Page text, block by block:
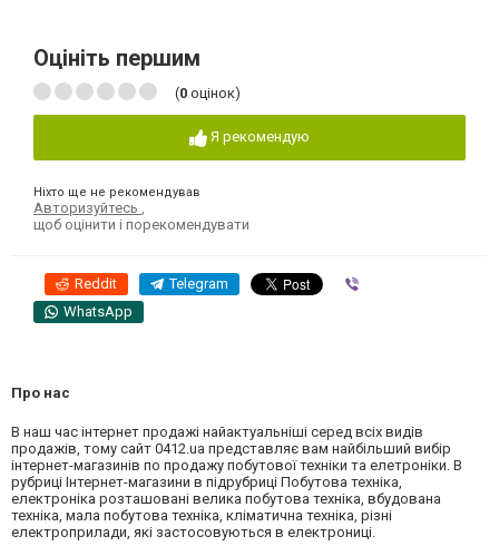
Оцініть першим
(0 оцінок)
Я рекомендую
Ніхто ще не рекомендував
Авторизуйтесь
щоб оцінити і порекомендувати
Reddit Telegram
WhatsApp
Про нас
В наш час інтернет продажі найактуальніші серед всіх видів
продажів, тому сайт 0412.ua представляє вам найбільший вибір
інтернет-магазинів по продажу побутової техніки та елетроніки. В
рубриці Інтернет-магазини в підрубриці Побутова техніка,
електроніка розташовані велика побутова техніка, вбудована
техніка, мала побутова техніка, кліматична техніка, різні
електроприлади, які застосовуються в електрониці.